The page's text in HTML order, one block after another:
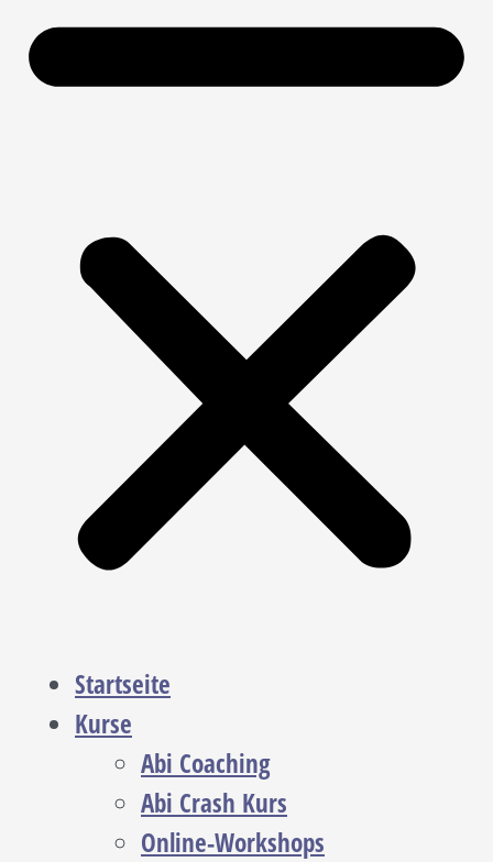
Startseite
Kurse
Abi Coaching
Abi Crash Kurs
Online-Workshops